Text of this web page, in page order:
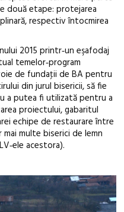
două etape: protejarea
respectiv întocmirea
2015 printr‑un eşafodaj
temelor‑program
de fundaţii de BA pentru
din jurul bisericii, să fie
a putea fi utilizată pentru a
proiectului, gabaritul
echipe de restaurare între
multe biserici de lemn
acestora).